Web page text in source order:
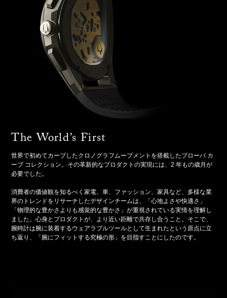
The World’s First
世界で初めてカーブしたクロノグラフムーブメントを搭載したブローバ カ
ーブ コレクション。その革新的なプロダクトの実現には、2 年もの歳月が
必要でした。
消費者の価値観を知るべく家電、車、ファッション、家具など、多様な業
界のトレンドをリサーチしたデザインチームは、「心地よさや快適さ」
「物理的な豊かさよりも感覚的な豊かさ」が重視されている実情を理解し
ました。心身とプロダクトが、より近い距離で共存し合うこと。そこで、
腕時計は腕に装着するウェアラブルツールとして生まれたという原点に立
ち返り、「腕にフィットする究極の形」を目指すことにしたのです。